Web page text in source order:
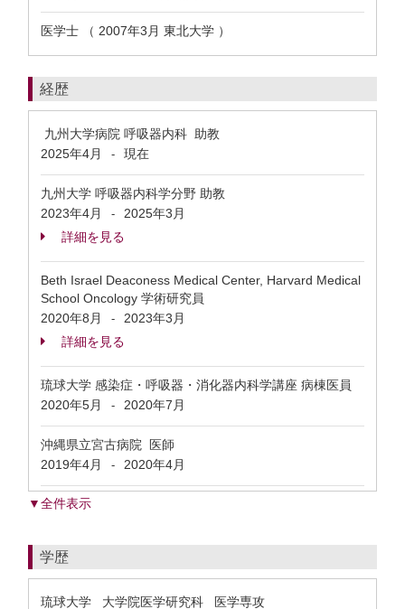
医学士 （ 2007年3月 東北大学 ）
経歴
九州大学病院 呼吸器内科 助教
2025年4月
- 現在
九州大学 呼吸器内科学分野 助教
2023年4月
-
2025年3月
詳細を見る
Beth Israel Deaconess Medical Center, Harvard Medical
School Oncology 学術研究員
2020年8月
-
2023年3月
詳細を見る
琉球大学 感染症・呼吸器・消化器内科学講座 病棟医員
2020年5月
- 2020年7月
沖縄県立宮古病院 医師
2019年4月
- 2020年4月
▼全件表示
学歴
琉球大学 大学院医学研究科 医学専攻